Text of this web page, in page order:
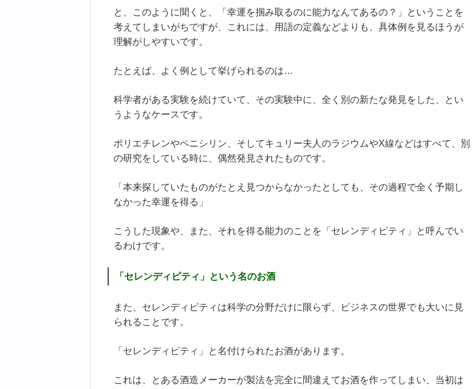
と、このように聞くと、「幸運を掴み取るのに能力なんてあるの？」ということを
考えてしまいがちですが、これには、用語の定義などよりも、具体例を見るほうが
理解がしやすいです。
たとえば、よく例として挙げられるのは…
科学者がある実験を続けていて、その実験中に、全く別の新たな発見をした、とい
うようなケースです。
ポリエチレンやペニシリン、そしてキュリー夫人のラジウムやX線などはすべて、別
の研究をしている時に、偶然発見されたものです。
「本来探していたものがたとえ見つからなかったとしても、その過程で全く予期し
なかった幸運を得る」
こうした現象や、また、それを得る能力のことを「セレンディピティ」と呼んでい
るわけです。
「セレンディピティ」という名のお酒
また、セレンディピティは科学の分野だけに限らず、ビジネスの世界でも大いに見
られることです。
「セレンディピティ」と名付けられたお酒があります。
これは、とある酒造メーカーが製法を完全に間違えてお酒を作ってしまい、当初は